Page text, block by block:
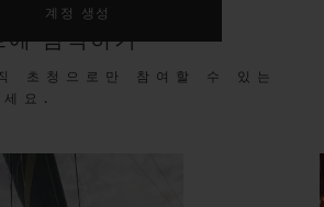
계정 생성
에 참석하기
초청으로만 참여할 수 있는
요.